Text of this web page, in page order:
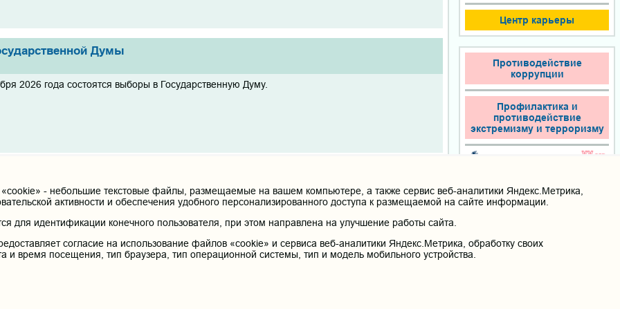
Думы
2026 года состоятся выборы в Государственную Думу.
вступительного экзамена по РУССКОМУ ЯЗЫКУ 22.07.2026!!!
Центр карьеры
Противодействие
коррупции
Профилактика и
противодействие
экстремизму и терроризму
Новаялитература
- небольшие текстовые файлы, размещаемые на вашем компьютере, а также сервис веб-аналитики Яндекс.Метрика,
активности и обеспечения удобного персонализированного доступа к размещаемой на сайте информации.
идентификации конечного пользователя, при этом направлена на улучшение работы сайта.
согласие на использование файлов «cookie» и сервиса веб-аналитики Яндекс.Метрика, обработку своих
время посещения, тип браузера, тип операционной системы, тип и модель мобильного устройства.